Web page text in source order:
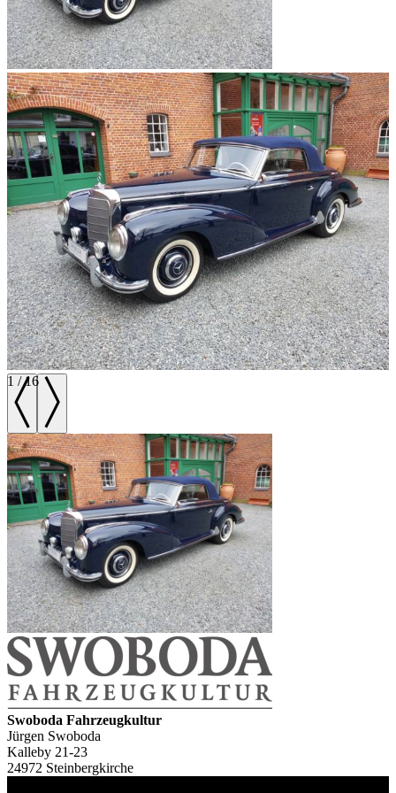
1 /16
Swoboda Fahrzeugkultur
Jürgen Swoboda
Kalleby 21-23
24972 Steinbergkirche